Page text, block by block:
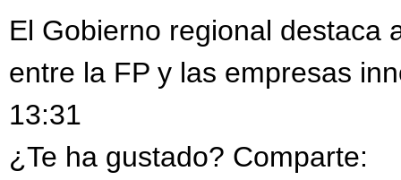
El Gobierno regional destaca
entre la FP y las empresas
13:31
¿Te ha gustado? Comparte: